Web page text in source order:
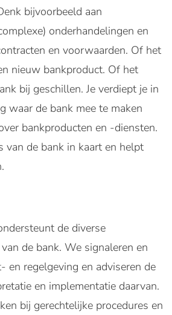
bijvoorbeeld aan
onderhandelingen en
en voorwaarden. Of het
nieuw bankproduct. Of het
bij geschillen. Je verdiept je in
waar de bank mee te maken
bankproducten en -diensten.
van de bank in kaart en helpt
de diverse
de bank. We signaleren en
en regelgeving en adviseren de
en implementatie daarvan.
bij gerechtelijke procedures en